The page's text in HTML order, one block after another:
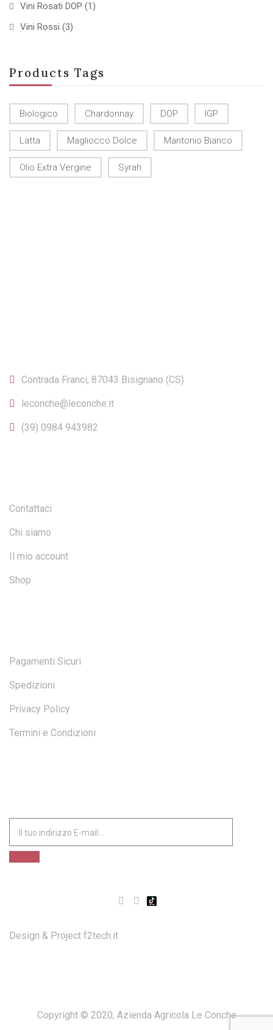
Vini Rosati DOP (1)
Vini Rossi (3)
Products Tags
Biologico Chardonnay DOP IGP
Latta Magliocco Dolce Mantonio Bianco
Olio Extra Vergine Syrah
Contrada Franci, 87043 Bisignano (CS)
leconche@leconche.it
(39) 0984 943982
Contattaci
Chi siamo
Il mio account
Shop
Pagamenti Sicuri
Spedizioni
Privacy Policy
Termini e Condizioni
Design & Project f2tech.it
Copyright © 2020, Azienda Agricola Le Conche